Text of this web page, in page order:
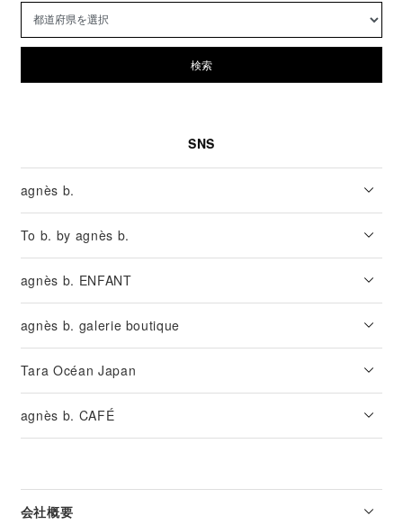
検索
SNS
agnès b.
To b. by agnès b.
agnès b. ENFANT
agnès b. galerie boutique
Tara Océan Japan
agnès b. CAFÉ
会社概要